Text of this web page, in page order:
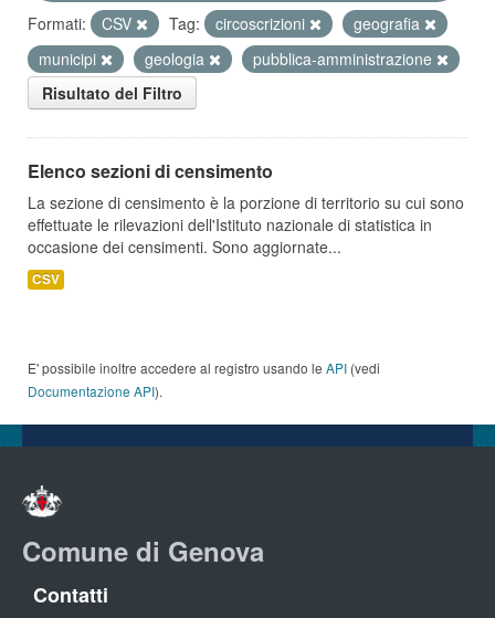
Formati:
CSV Tag: circoscrizioni
geografia
municipi
geologia
pubblica-amministrazione
Risultato del Filtro
Elenco sezioni di censimento
La sezione di censimento è la porzione di territorio su cui sono
effettuate le rilevazioni dell'Istituto nazionale di statistica in
occasione dei censimenti. Sono aggiornate...
CSV
E' possibile inoltre accedere al registro usando le API (vedi
Documentazione API).
Comune di Genova
Contatti